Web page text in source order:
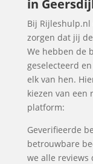
in
Bij Rijleshulp.nl
zorgen dat jij
We hebben de
geselecteerd
elk van hen.
kiezen van een
platform:
Geverifieerde
betrouwbare
we alle reviews